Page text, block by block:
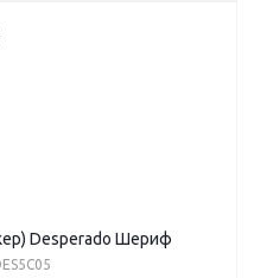
Desperado Шериф